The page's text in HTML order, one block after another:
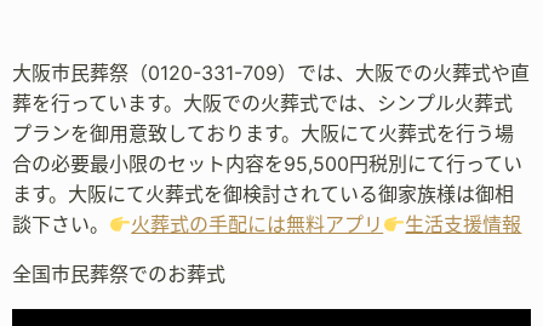
大阪市民葬祭（0120-331-709）では、大阪での火葬式や直
葬を行っています。大阪での火葬式では、シンプル火葬式
プランを御用意致しております。大阪にて火葬式を行う場
合の必要最小限のセット内容を95,500円税別にて行ってい
ます。大阪にて火葬式を御検討されている御家族様は御相
談下さい。
火葬式の手配には無料アプリ 生活支援情報
全国市民葬祭でのお葬式